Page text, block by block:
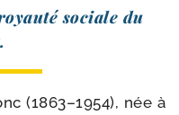
sociale du
(1863–1954), née à